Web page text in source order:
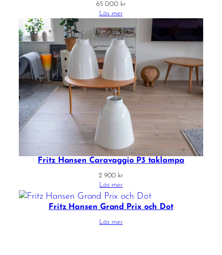
65 000 kr
Läs mer
Fritz Hansen Caravaggio P3 taklampa
2 900 kr
Läs mer
Fritz Hansen Grand Prix och Dot
Läs mer